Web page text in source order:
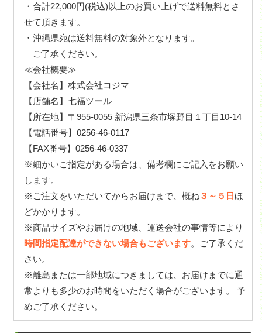
・合計22,000円(税込)以上のお買い上げで送料無料とさ
せて頂きます。
・沖縄県宛は送料無料の対象外となります。
ご了承ください。
≪会社概要≫
【会社名】株式会社コジマ
【店舗名】七福ツール
【所在地】〒955-0055 新潟県三条市塚野目１丁目10-14
【電話番号】0256-46-0117
【FAX番号】0256-46-0337
※細かいご指定がある場合は、備考欄にご記入をお願い
します。
※ご注文をいただいてからお届けまで、概ね ３～５日ほ
どかかります。
※商品サイズやお届けの地域、運送会社の事情等により
時間指定配達ができない場合もございます。ご了承くだ
さい。
※離島または一部地域につきましては、お届けまでに通
常よりも多少のお時間をいただく場合がございます。 予
めご了承ください。